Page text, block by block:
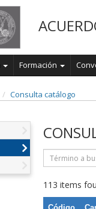
Formación
Consulta catálogo
113 items